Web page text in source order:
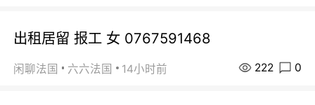
出租居留 报工 女 0767591468
闲聊法国 六六法国 14小时前 222 0